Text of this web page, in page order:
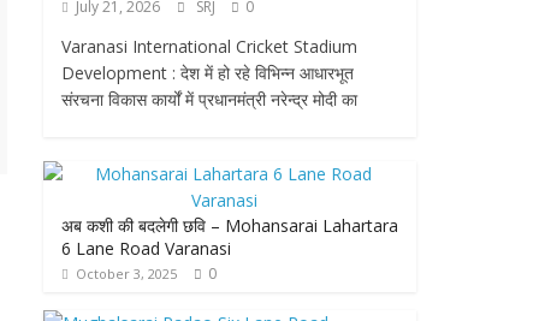
July 21, 2026 SRJ 0
Varanasi International Cricket Stadium
Development : देश में हो रहे विभिन्न आधारभूत
संरचना विकास कार्यों में प्रधानमंत्री नरेन्द्र मोदी का
अब कशी की बदलेगी छवि – Mohansarai Lahartara
6 Lane Road Varanasi
October 3, 2025 0